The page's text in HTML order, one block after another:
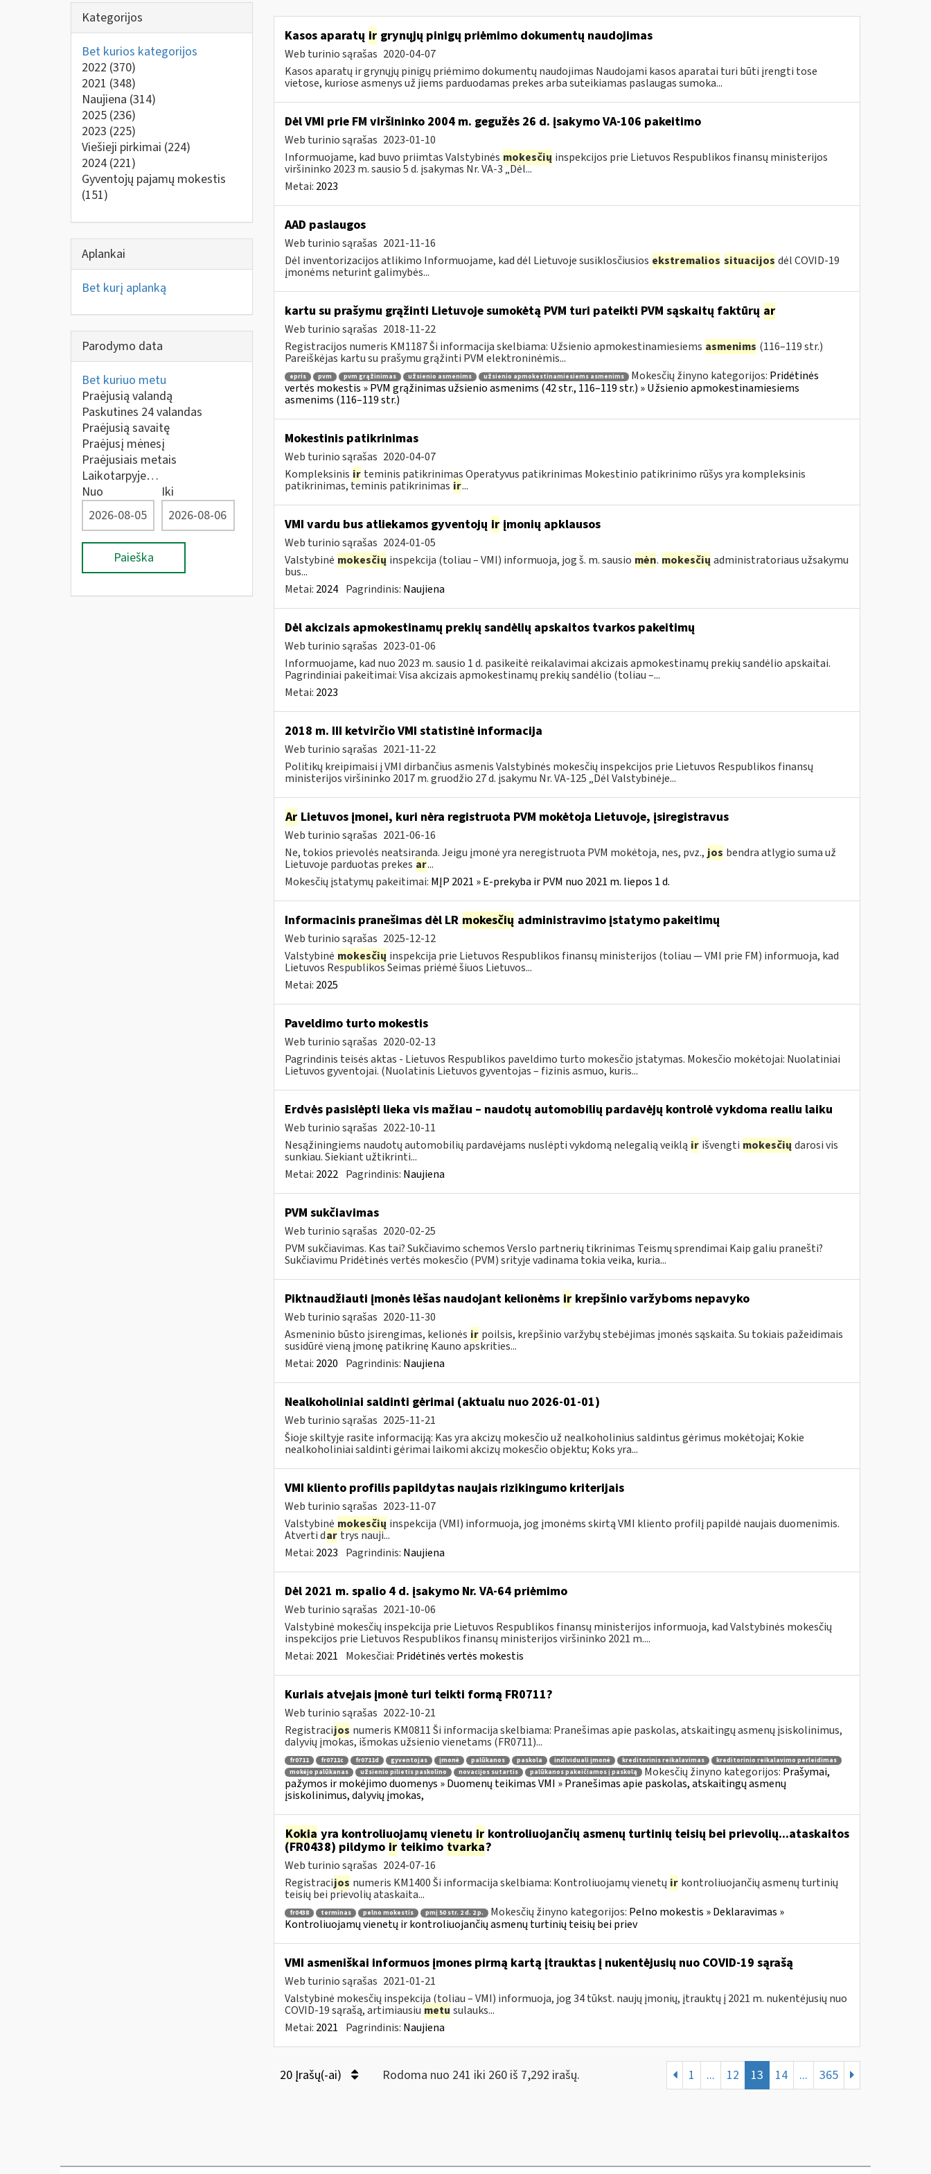
Kategorijos
Bet kurios kategorijos
2022 (370)
2021 (348)
Naujiena (314)
2025 (236)
2023 (225)
Viešieji pirkimai (224)
2024 (221)
Gyventojų pajamų mokestis
(151)
Aplankai
Bet kurį aplanką
Parodymo data
Bet kuriuo metu
Praėjusią valandą
Paskutines 24 valandas
Praėjusią savaitę
Praėjusį mėnesį
Praėjusiais metais
Laikotarpyje…
Nuo
Iki
Paieška
Kasos aparatų irgrynųjų pinigų priėmimo dokumentų naudojimas
Web turinio sąrašas 2020-04-07
Kasos aparatų ir grynųjų pinigų priėmimo dokumentų naudojimas Naudojami kasos aparatai turi būti įrengti tose
vietose, kuriose asmenys už jiems parduodamas prekes arba suteikiamas paslaugas sumoka...
Dėl VMI prie FM viršininko 2004 m. gegužės 26 d. įsakymo VA-106 pakeitimo
Web turinio sąrašas 2023-01-10
Informuojame, kad buvo priimtas Valstybinės mokesčių inspekcijos prie Lietuvos Respublikos finansų ministerijos
viršininko 2023 m. sausio 5 d. įsakymas Nr. VA-3 „Dėl...
Metai: 2023
AAD paslaugos
Web turinio sąrašas 2021-11-16
Dėl inventorizacijos atlikimo Informuojame, kad dėl Lietuvoje susiklosčiusios ekstremalios situacijos dėl COVID-19
įmonėms neturint galimybės...
kartu su prašymu grąžinti Lietuvoje sumokėtą PVM turi pateikti PVM sąskaitų faktūrų ar
Web turinio sąrašas 2018-11-22
Registracijos numeris KM1187 Ši informacija skelbiama: Užsienio apmokestinamiesiems asmenims (116–119 str.)
Pareiškėjas kartu su prašymu grąžinti PVM elektroninėmis...
epris pvm pvm grąžinimas užsienio asmenims užsienio apmokestinamiesiems asmenims Mokesčių žinyno kategorijos: Pridėtinės
vertės mokestis » PVM grąžinimas užsienio asmenims (42 str., 116–119 str.) » Užsienio apmokestinamiesiems
asmenims (116–119 str.)
Mokestinis patikrinimas
Web turinio sąrašas 2020-04-07
Kompleksinis ir teminis patikrinimas Operatyvus patikrinimas Mokestinio patikrinimo rūšys yra kompleksinis
patikrinimas, teminis patikrinimas ir...
VMI vardu bus atliekamos gyventojų irįmonių apklausos
Web turinio sąrašas 2024-01-05
Valstybinė mokesčių inspekcija (toliau – VMI) informuoja, jog š. m. sausio mėn. mokesčių administratoriaus užsakymu
bus...
Metai: 2024 Pagrindinis: Naujiena
Dėl akcizais apmokestinamų prekių sandėlių apskaitos tvarkos pakeitimų
Web turinio sąrašas 2023-01-06
Informuojame, kad nuo 2023 m. sausio 1 d. pasikeitė reikalavimai akcizais apmokestinamų prekių sandėlio apskaitai.
Pagrindiniai pakeitimai: Visa akcizais apmokestinamų prekių sandėlio (toliau –...
Metai: 2023
2018 m. III ketvirčio VMI statistinė informacija
Web turinio sąrašas 2021-11-22
Politikų kreipimaisi į VMI dirbančius asmenis Valstybinės mokesčių inspekcijos prie Lietuvos Respublikos finansų
ministerijos viršininko 2017 m. gruodžio 27 d. įsakymu Nr. VA-125 „Dėl Valstybinėje...
ArLietuvos įmonei, kuri nėra registruota PVM mokėtoja Lietuvoje, įsiregistravus
Web turinio sąrašas 2021-06-16
Ne, tokios prievolės neatsiranda. Jeigu įmonė yra neregistruota PVM mokėtoja, nes, pvz., jos bendra atlygio suma už
Lietuvoje parduotas prekes ar...
Mokesčių įstatymų pakeitimai: MĮP 2021 » E-prekyba ir PVM nuo 2021 m. liepos 1 d.
Informacinis pranešimas dėl LR mokesčių administravimo įstatymo pakeitimų
Web turinio sąrašas 2025-12-12
Valstybinė mokesčių inspekcija prie Lietuvos Respublikos finansų ministerijos (toliau — VMI prie FM) informuoja, kad
Lietuvos Respublikos Seimas priėmė šiuos Lietuvos...
Metai: 2025
Paveldimo turto mokestis
Web turinio sąrašas 2020-02-13
Pagrindinis teisės aktas - Lietuvos Respublikos paveldimo turto mokesčio įstatymas. Mokesčio mokėtojai: Nuolatiniai
Lietuvos gyventojai. (Nuolatinis Lietuvos gyventojas – fizinis asmuo, kuris...
Erdvės pasislėpti lieka vis mažiau – naudotų automobilių pardavėjų kontrolė vykdoma realiu laiku
Web turinio sąrašas 2022-10-11
Nesąžiningiems naudotų automobilių pardavėjams nuslėpti vykdomą nelegalią veiklą ir išvengti mokesčių darosi vis
sunkiau. Siekiant užtikrinti...
Metai: 2022 Pagrindinis: Naujiena
PVM sukčiavimas
Web turinio sąrašas 2020-02-25
PVM sukčiavimas. Kas tai? Sukčiavimo schemos Verslo partnerių tikrinimas Teismų sprendimai Kaip galiu pranešti?
Sukčiavimu Pridėtinės vertės mokesčio (PVM) srityje vadinama tokia veika, kuria...
Piktnaudžiauti įmonės lėšas naudojant kelionėms irkrepšinio varžyboms nepavyko
Web turinio sąrašas 2020-11-30
Asmeninio būsto įsirengimas, kelionės ir poilsis, krepšinio varžybų stebėjimas įmonės sąskaita. Su tokiais pažeidimais
susidūrė vieną įmonę patikrinę Kauno apskrities...
Metai: 2020 Pagrindinis: Naujiena
Nealkoholiniai saldinti gėrimai (aktualu nuo 2026-01-01)
Web turinio sąrašas 2025-11-21
Šioje skiltyje rasite informaciją: Kas yra akcizų mokesčio už nealkoholinius saldintus gėrimus mokėtojai; Kokie
nealkoholiniai saldinti gėrimai laikomi akcizų mokesčio objektu; Koks yra...
VMI kliento profilis papildytas naujais rizikingumo kriterijais
Web turinio sąrašas 2023-11-07
Valstybinė mokesčių inspekcija (VMI) informuoja, jog įmonėms skirtą VMI kliento profilį papildė naujais duomenimis.
Atverti dartrys nauji...
Metai: 2023 Pagrindinis: Naujiena
Dėl 2021 m. spalio 4 d. įsakymo Nr. VA-64 priėmimo
Web turinio sąrašas 2021-10-06
Valstybinė mokesčių inspekcija prie Lietuvos Respublikos finansų ministerijos informuoja, kad Valstybinės mokesčių
inspekcijos prie Lietuvos Respublikos finansų ministerijos viršininko 2021 m....
Metai: 2021 Mokesčiai: Pridėtinės vertės mokestis
Kuriais atvejais įmonė turi teikti formą FR0711?
Web turinio sąrašas 2022-10-21
Registracijos numeris KM0811 Ši informacija skelbiama: Pranešimas apie paskolas, atskaitingų asmenų įsiskolinimus,
dalyvių įmokas, išmokas užsienio vienetams (FR0711)...
fr0711 fr0711c fr0711d gyventojas įmonė palūkanos paskola individuali įmonė kreditorinis reikalavimas
kreditorinio reikalavimo perleidimas
mokėjo palūkanas
užsienio pilietis paskolino novacijos sutartis palūkanos pakeičiamos į paskolą Mokesčių žinyno kategorijos: Prašymai,
pažymos ir mokėjimo duomenys » Duomenų teikimas VMI » Pranešimas apie paskolas, atskaitingų asmenų
įsiskolinimus, dalyvių įmokas,
Kokia yra kontroliuojamų vienetųirkontroliuojančių asmenų turtinių teisių bei prievolių...ataskaitos
(FR0438) pildymo irteikimo tvarka?
Web turinio sąrašas 2024-07-16
Registracijos numeris KM1400 Ši informacija skelbiama: Kontroliuojamų vienetų ir kontroliuojančių asmenų turtinių
teisių bei prievolių ataskaita...
fr0438 terminas pelno mokestis pmį 50 str. 2 d. 2 p. Mokesčių žinyno kategorijos: Pelno mokestis » Deklaravimas »
Kontroliuojamų vienetų ir kontroliuojančių asmenų turtinių teisių bei priev
VMI asmeniškai informuos įmones pirmą kartą įtrauktas į nukentėjusių nuo COVID-19 sąrašą
Web turinio sąrašas 2021-01-21
Valstybinė mokesčių inspekcija (toliau – VMI) informuoja, jog 34 tūkst. naujų įmonių, įtrauktų į 2021 m. nukentėjusių nuo
COVID-19 sąrašą, artimiausiu metu sulauks...
Metai: 2021 Pagrindinis: Naujiena
20 Įrašų(-ai) Rodoma nuo 241 iki 260 iš 7,292 irašų. 1 ... 12 13 14 ... 365